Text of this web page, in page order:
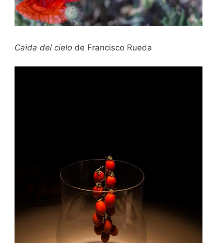
Caida del cielo de Francisco Rueda